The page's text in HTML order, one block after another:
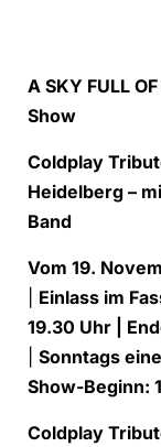
A SKY FULL
Show
Coldplay
Heidelberg –
Band
Vom 19.
Einlass im
19.30 Uhr |
Sonntags
Show-Beginn:
Coldplay